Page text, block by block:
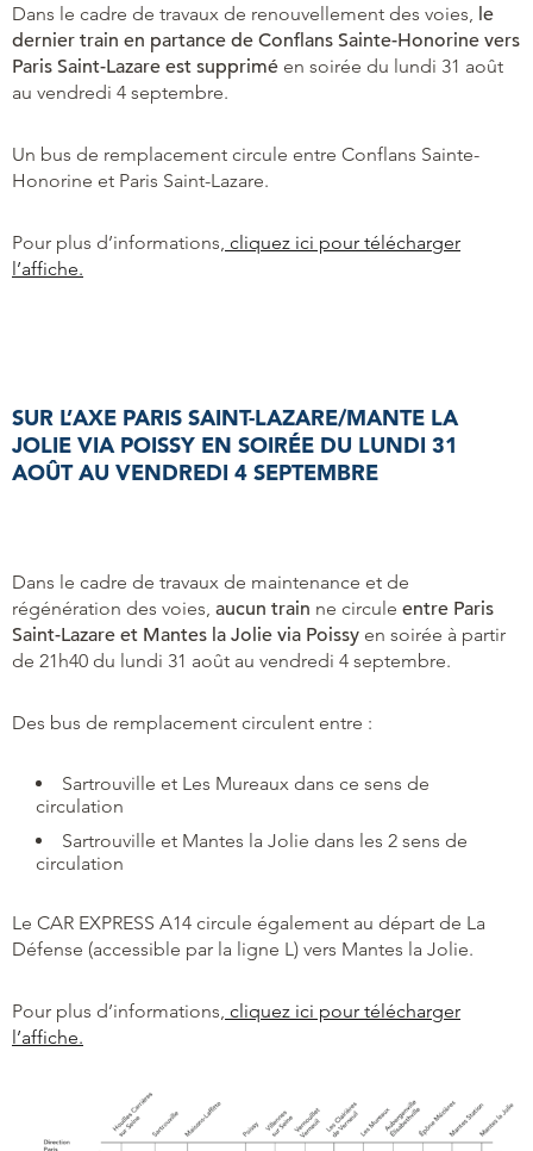
Dans le cadre de travaux de renouvellement des voies, le
dernier train en partance de Conflans Sainte-Honorine vers
Paris Saint-Lazare est supprimé en soirée du lundi 31 août
au vendredi 4 septembre.
Un bus de remplacement circule entre Conflans Sainte-
Honorine et Paris Saint-Lazare.
Pour plus d’informations, cliquez ici pour télécharger
l’affiche.
SUR L’AXE PARIS SAINT-LAZARE/MANTE LA
JOLIE VIA POISSY EN SOIRÉE DU LUNDI 31
AOÛT AU VENDREDI 4 SEPTEMBRE
Dans le cadre de travaux de maintenance et de
régénération des voies, aucun train ne circule entre Paris
Saint-Lazare et Mantes la Jolie via Poissy en soirée à partir
de 21h40 du lundi 31 août au vendredi 4 septembre.
Des bus de remplacement circulent entre :
Sartrouville et Les Mureaux dans ce sens de
circulation
Sartrouville et Mantes la Jolie dans les 2 sens de
circulation
Le CAR EXPRESS A14 circule également au départ de La
Défense (accessible par la ligne L) vers Mantes la Jolie.
Pour plus d’informations, cliquez ici pour télécharger
l’affiche.